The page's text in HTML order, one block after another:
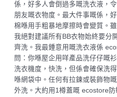
係，好多人會倒過多嘅洗衣液，
朋友嘅衣物度。最大件事嘅係，
棉喺用手粗暴地摩擦時會變質。
我絕對建議所有BB衣物始終要分
齊洗。我最鍾意用嘅洗衣液係
問：你喺屋企用咩產品洗仔仔嘅
洗衣機度，快洗，但係會確保洗
喺網袋中。任何有拉鍊或裝飾物
外洗。大約用1樽蓋嘅 ecostore